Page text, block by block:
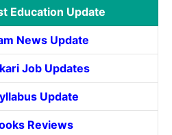
Education Update
News Update
Job Updates
Update
Reviews